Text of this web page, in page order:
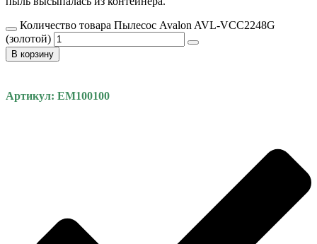
Количество товара Пылесос Avalon AVL-VCC2248G
(золотой)
В корзину
Артикул: EM100100